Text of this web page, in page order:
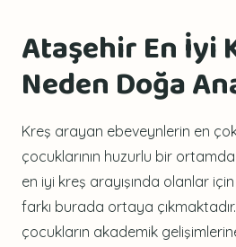
Ataşehir En İyi
Neden Doğa
Kreş arayan ebeveynlerin en
çocuklarının huzurlu bir
en iyi kreş arayışında olanlar için
farkı burada ortaya
çocukların akademik